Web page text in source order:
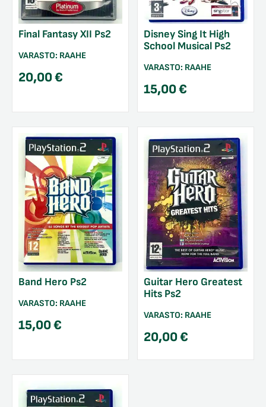
Final Fantasy XII Ps2
VARASTO: RAAHE
20,00€
Disney Sing It High
School Musical Ps2
VARASTO: RAAHE
15,00€
Band Hero Ps2
VARASTO: RAAHE
15,00€
Guitar Hero Greatest
Hits Ps2
VARASTO: RAAHE
20,00€